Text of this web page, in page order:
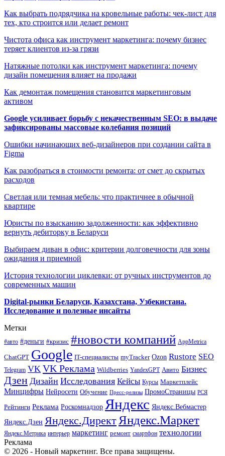
Как выбрать подрядчика на кровельные работы: чек-лист для
тех, кто строится или делает ремонт
Чистота офиса как инструмент маркетинга: почему бизнес
теряет клиентов из-за грязи
Натяжные потолки как инструмент маркетинга: почему
дизайн помещения влияет на продажи
Как демонтаж помещения становится маркетинговым
активом
Google усиливает борьбу с некачественным SEO: в выдаче
зафиксированы массовые колебания позиций
Ошибки начинающих веб-дизайнеров при создании сайта в
Figma
Как разобраться в стоимости ремонта: от смет до скрытых
расходов
Светлая или темная мебель: что практичнее в обычной
квартире
Юристы по взысканию задолженности: как эффективно
вернуть дебиторку в Беларуси
Выбираем диван в офис: критерии долговечности для зоны
ожидания и приемной
История технологии циклевки: от ручных инструментов до
современных машин
Digital-рынки Беларуси, Казахстана, Узбекистана.
Исследование и полезные инсайты
Метки
#авто #деньги #кризис #новости компаний AppMetrica
ChatGPT Google IT-специалисты myTracker Ozon Rustore SEO
Telegram VK VK Реклама Wildberries YandexGPT Авито Бизнес
Дзен Дизайн Исследования Кейсы Курсы Маркетплейс
Минцифры Нейросети Обучение Пресс-релизы ПромоСтраницы РСЯ
Рейтинги Реклама Роскомнадзор Яндекс Яндекс.Вебмастер
Яндекс.Дзен Яндекс.ДиректЯндекс.Маркет
Яндекс.Метрика интерьер маркетинг ремонт смартфон технологии
Реклама
© 2026 - Новый маркетинг. Все права защищены.